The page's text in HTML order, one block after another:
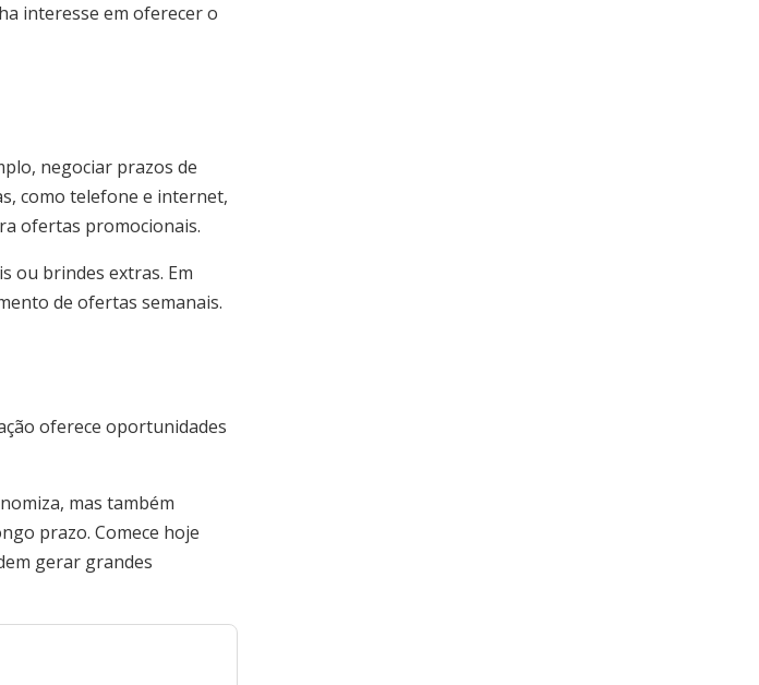
interesse em oferecer o
negociar prazos de
como telefone e internet,
ofertas promocionais.
ou brindes extras. Em
de ofertas semanais.
oferece oportunidades
mas também
prazo. Comece hoje
gerar grandes